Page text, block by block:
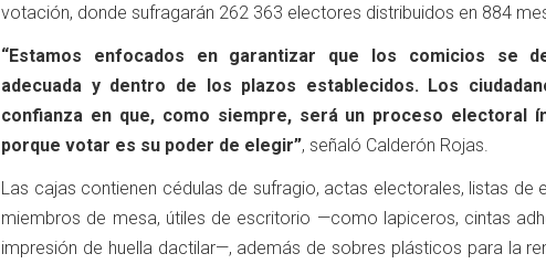
votación, donde sufragarán 262 363 electores distribuidos en 884
“Estamos enfocados en garantizar que los comicios se
adecuada y dentro de los plazos establecidos. Los
confianza en que, como siempre, será un proceso electoral
porque votar es su poder de elegir”, señaló Calderón Rojas.
Las cajas contienen cédulas de sufragio, actas electorales, listas de
miembros de mesa, útiles de escritorio —como lapiceros, cintas
impresión de huella dactilar—, además de sobres plásticos para la